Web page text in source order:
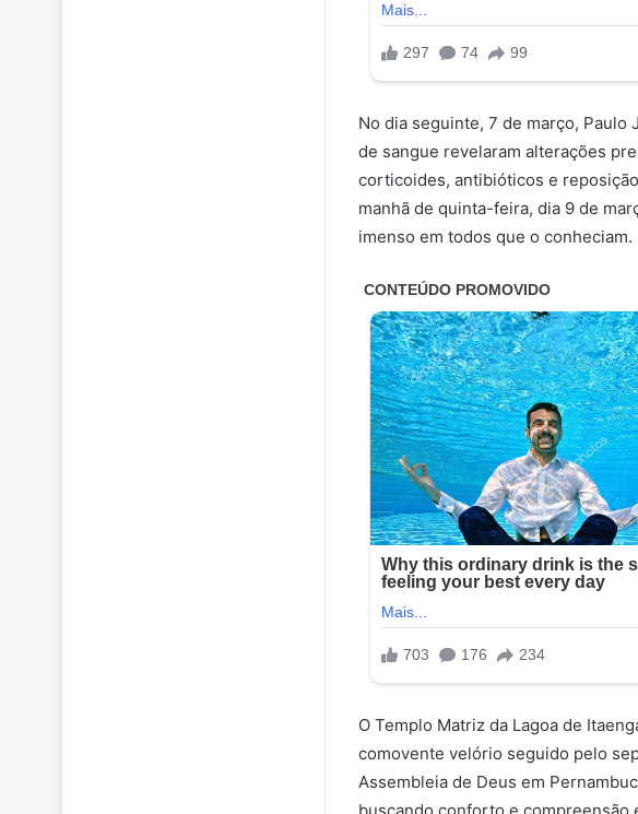
No dia seguinte, 7 de março, Paulo
de sangue revelaram alterações
corticoides, antibióticos e
manhã de quinta-feira, dia 9 de
imenso em todos que o conheciam.
O Templo Matriz da Lagoa de
comovente velório seguido pelo
Assembleia de Deus em